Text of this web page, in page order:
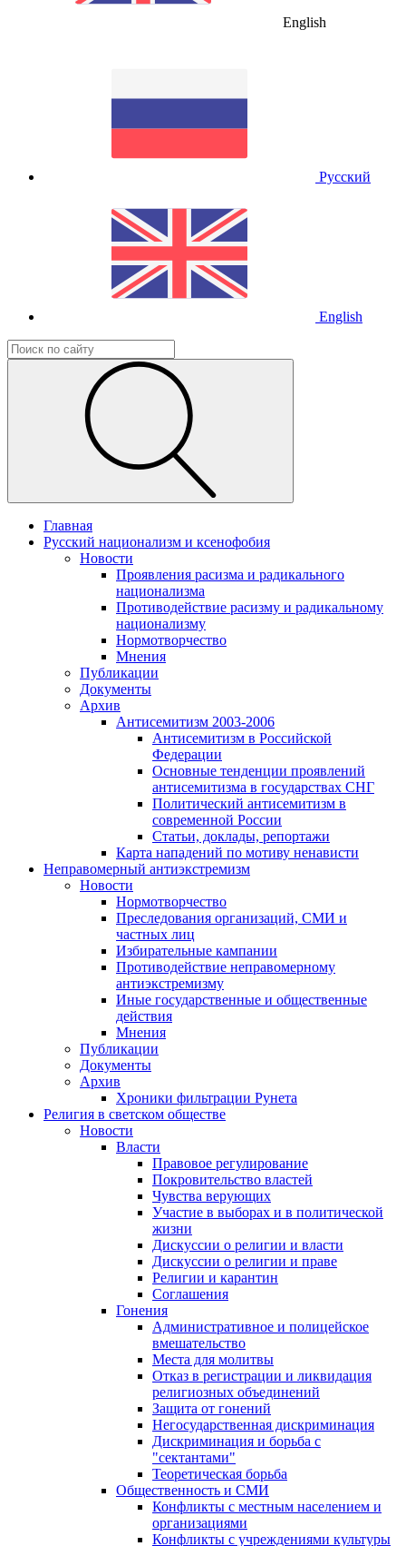
English
Русский
English
Главная
Русский национализм и ксенофобия
Новости
Проявления расизма и радикального
национализма
Противодействие расизму и радикальному
национализму
Нормотворчество
Мнения
Публикации
Документы
Архив
Антисемитизм 2003-2006
Антисемитизм в Российской
Федерации
Основные тенденции проявлений
антисемитизма в государствах СНГ
Политический антисемитизм в
современной России
Статьи, доклады, репортажи
Карта нападений по мотиву ненависти
Неправомерный антиэкстремизм
Новости
Нормотворчество
Преследования организаций, СМИ и
частных лиц
Избирательные кампании
Противодействие неправомерному
антиэкстремизму
Иные государственные и общественные
действия
Мнения
Публикации
Документы
Архив
Хроники фильтрации Рунета
Религия в светском обществе
Новости
Власти
Правовое регулирование
Покровительство властей
Чувства верующих
Участие в выборах и в политической
жизни
Дискуссии о религии и власти
Дискуссии о религии и праве
Религии и карантин
Соглашения
Гонения
Административное и полицейское
вмешательство
Места для молитвы
Отказ в регистрации и ликвидация
религиозных объединений
Защита от гонений
Негосударственная дискриминация
Дискриминация и борьба с
"сектантами"
Теоретическая борьба
Общественность и СМИ
Конфликты с местным населением и
организациями
Конфликты с учреждениями культуры